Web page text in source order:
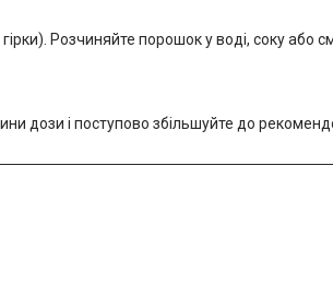
Розчиняйте порошок у воді, соку або
дози і поступово збільшуйте до